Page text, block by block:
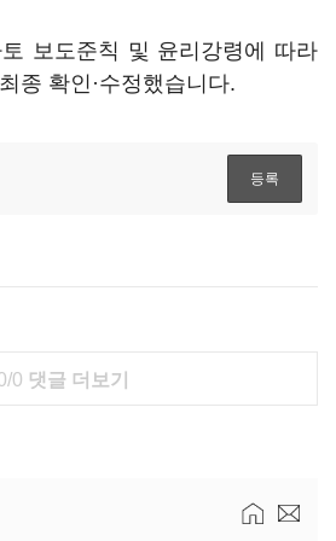
보도준칙 및 윤리강령에 따라
종 확인·수정했습니다.
0 댓글 더보기